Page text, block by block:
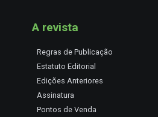
A revista
Regras de Publicação
Estatuto Editorial
Edições Anteriores
Assinatura
Pontos de Venda